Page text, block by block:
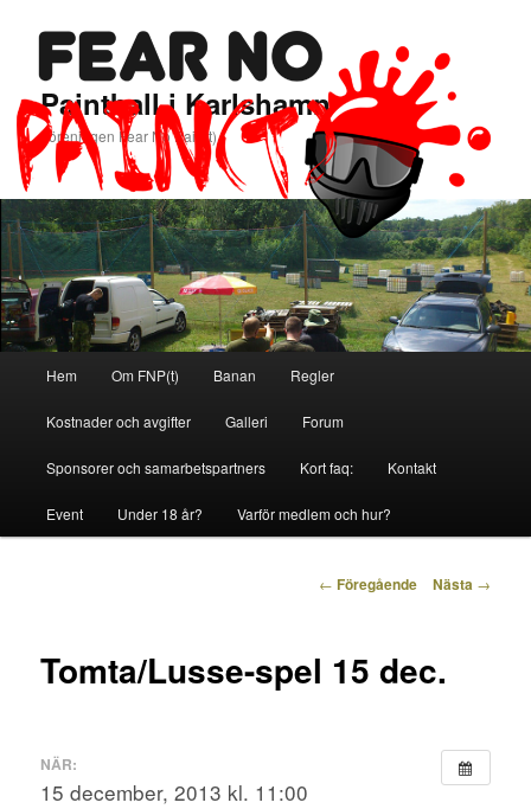
Paintball i Karlshamn
Föreningen Fear No Pain(t)
Hoppa
till
primärt
Hoppa
till
sekundärt
Hem Om FNP(t) Banan Regler
Kostnader och avgifter Galleri Forum
Sponsorer och samarbetspartners Kort faq: Kontakt
Event Under 18 år? Varför medlem och hur?
Inläggsnavigering
← Föregående Nästa →
Tomta/Lusse-spel 15 dec.
NÄR:
15 december, 2013 kl. 11:00